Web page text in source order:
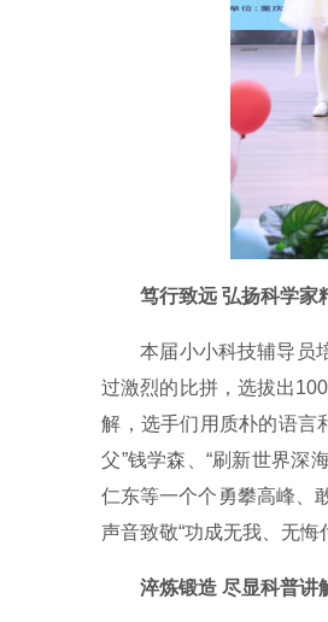
笃行致远 弘扬科学家
本届小小科技辅导员
过激烈的比拼，选拔出
解，选手们用质朴的语言
父”钱学森、“刷新世界深
仁东等一个个勇攀高峰、
声音致敬“功成无我、无悔
淬炼锻造 尽显科普讲